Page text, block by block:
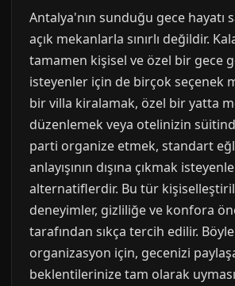
Antalya'nın sunduğu gece hayatı
açık mekanlarla sınırlı değildir.
tamamen kişisel ve özel bir gece
isteyenler için de birçok seçenek
bir villa kiralamak, özel bir yatta
düzenlemek veya otelinizin
parti organize etmek, standart
anlayışının dışına çıkmak
alternatiflerdir. Bu tür
deneyimler, gizliliğe ve konfora
tarafından sıkça tercih edilir.
organizasyon için, gecenizi
beklentilerinize tam olarak